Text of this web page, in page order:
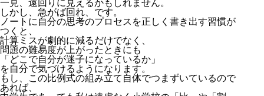
一見、遠回りに見えるかもしれません。
しかし、急がば回れ、です。
ノートに自分の思考のプロセスを正しく書き出す習慣が
つくと、
計算ミスが劇的に減るだけでなく、
問題の難易度が上がったときにも
「どこで自分が迷子になっているか」
を自分で気づけるようになります。
もし、この比例式の組み立て自体でつまずいているので
あれば、